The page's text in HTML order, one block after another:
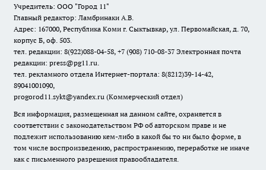
Учредитель: ООО "Город 11"
Главный редактор: Ламбринаки А.В.
Адрес: 167000, Республика Коми г. Сыктывкар, ул. Первомайская, д. 70,
корпус Б, оф. 503.
тел. редакции: 8(922)088-04-58, +7 (908) 710-08-37 Электронная почта
редакции: press@pg11.ru.
тел. рекламного отдела Интернет-портала: 8(8212)39-14-42,
89041001090,
progorod11.sykt@yandex.ru (Коммерческий отдел)
Вся информация, размещенная на данном сайте, охраняется в
соответствии с законодательством РФ об авторском праве и не
подлежит использованию кем-либо в какой бы то ни было форме, в
том числе воспроизведению, распространению, переработке не иначе
как с письменного разрешения правообладателя.